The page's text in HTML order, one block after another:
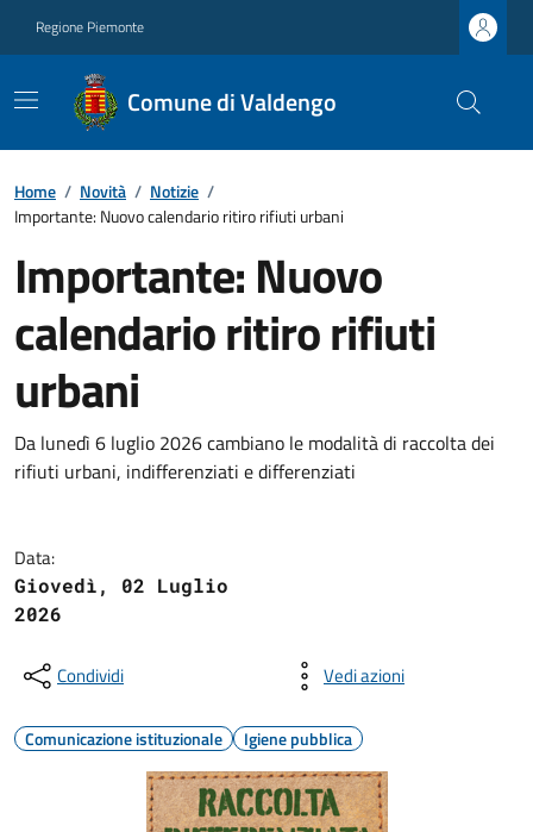
Regione Piemonte
Comune di Valdengo
Home / Novità / Notizie /
Importante: Nuovo calendario ritiro rifiuti urbani
Importante: Nuovo
calendario ritiro rifiuti
urbani
Da lunedì 6 luglio 2026 cambiano le modalità di raccolta dei
rifiuti urbani, indifferenziati e differenziati
Data:
Giovedì, 02 Luglio
2026
Condividi Vedi azioni
Comunicazione istituzionale Igiene pubblica